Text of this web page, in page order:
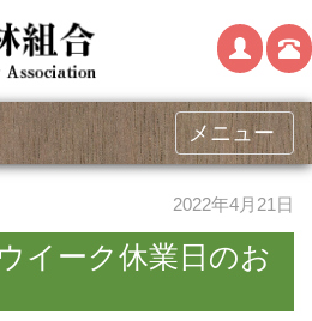
メニュー
2022年4月21日
イーク休業日のお